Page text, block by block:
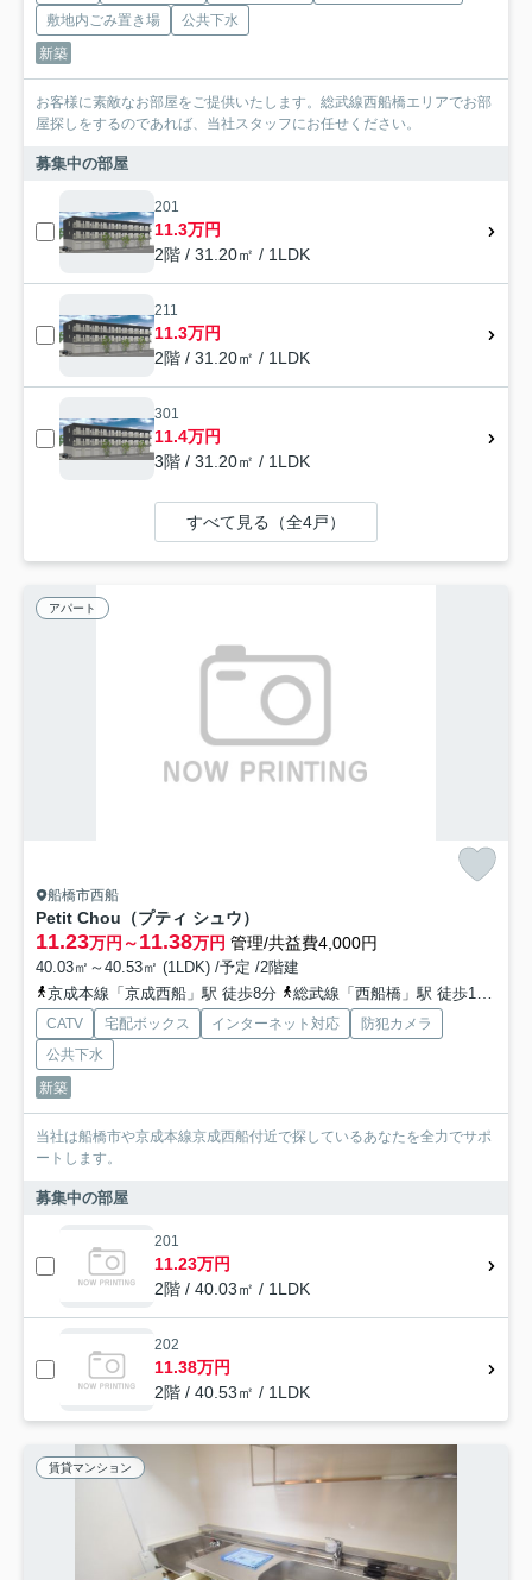
敷地内ごみ置き場
公共下水
新築
お客様に素敵なお部屋をご提供いたします。総武線西船橋エリアでお部
屋探しをするのであれば、当社スタッフにお任せください。
募集中の部屋
201
11.3万円
2階 / 31.20㎡ / 1LDK
211
11.3万円
2階 / 31.20㎡ / 1LDK
301
11.4万円
3階 / 31.20㎡ / 1LDK
すべて見る（全4戸）
アパート
船橋市西船
Petit Chou（プティ シュウ）
11.23万円～11.38万円 管理/共益費4,000円
40.03㎡～40.53㎡ (1LDK) /予定 /2階建
京成本線「京成西船」駅 徒歩8分
総武線「西船橋」駅 徒歩15分
CATV 宅配ボックス インターネット対応
防犯カメラ
公共下水
新築
当社は船橋市や京成本線京成西船付近で探しているあなたを全力でサポ
ートします。
募集中の部屋
201
11.23万円
2階 / 40.03㎡ / 1LDK
202
11.38万円
2階 / 40.53㎡ / 1LDK
賃貸マンション